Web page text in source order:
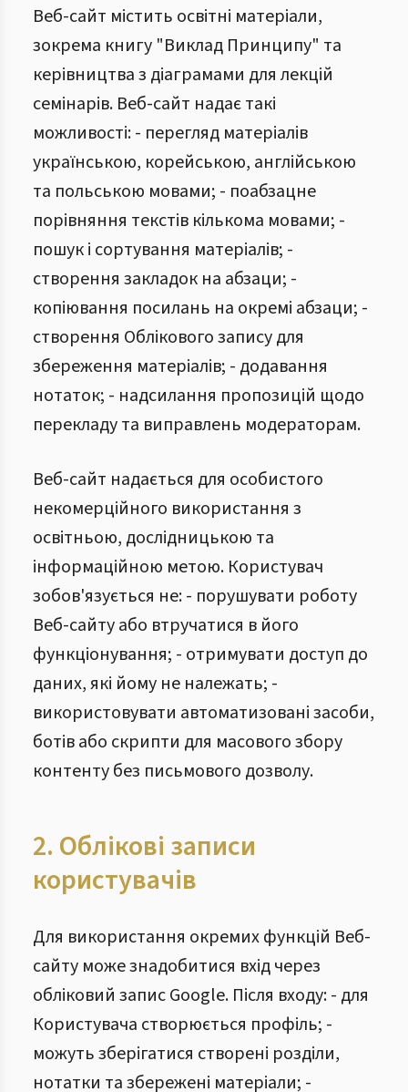
Веб-сайт містить освітні матеріали,
зокрема книгу "Виклад Принципу" та
керівництва з діаграмами для лекцій
семінарів. Веб-сайт надає такі
можливості: - перегляд матеріалів
українською, корейською, англійською
та польською мовами; - поабзацне
порівняння текстів кількома мовами; -
пошук і сортування матеріалів; -
створення закладок на абзаци; -
копіювання посилань на окремі абзаци; -
створення Облікового запису для
збереження матеріалів; - додавання
нотаток; - надсилання пропозицій щодо
перекладу та виправлень модераторам.
Веб-сайт надається для особистого
некомерційного використання з
освітньою, дослідницькою та
інформаційною метою. Користувач
зобов'язується не: - порушувати роботу
Веб-сайту або втручатися в його
функціонування; - отримувати доступ до
даних, які йому не належать; -
використовувати автоматизовані засоби,
ботів або скрипти для масового збору
контенту без письмового дозволу.
2. Облікові записи
користувачів
Для використання окремих функцій Веб-
сайту може знадобитися вхід через
обліковий запис Google. Після входу: - для
Користувача створюється профіль; -
можуть зберігатися створені розділи,
нотатки та збережені матеріали; -